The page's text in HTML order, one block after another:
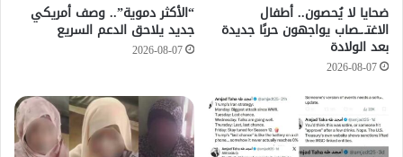
ضحايا لا يُحصون.. أطفال
الاغتـ.ـصاب يواجهون حربًا جديدة
بعد الولادة
2026-08-07
“الأكثر دموية”.. وصف أمريكي
جديد يلاحق الدعم السريع
2026-08-07